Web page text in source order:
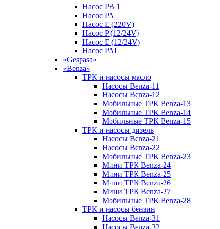
Насос PB 1
Насос PA
Насос E (220V)
Насос P (12/24V)
Насос E (12/24V)
Насос PAI
«Gespasa»
«Benza»
ТРК и насосы масло
Насосы Benza-11
Насосы Benza-12
Мобильные ТРК Benza-13
Мобильные ТРК Benza-14
Мобильные ТРК Benza-15
ТРК и насосы дизель
Насосы Benza-21
Насосы Benza-22
Мобильные ТРК Benza-23
Мини ТРК Benza-24
Мини ТРК Benza-25
Мини ТРК Benza-26
Мини ТРК Benza-27
Мобильные ТРК Benza-28
ТРК и насосы бензин
Насосы Benza-31
Насосы Benza-32